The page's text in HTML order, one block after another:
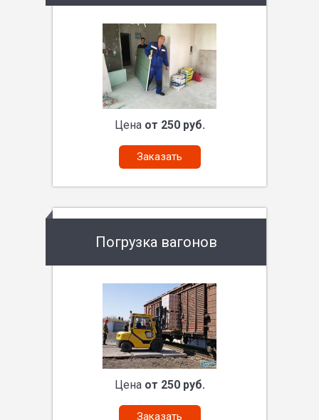
Цена от 250 руб.
Заказать
Погрузка вагонов
Цена от 250 руб.
Заказать